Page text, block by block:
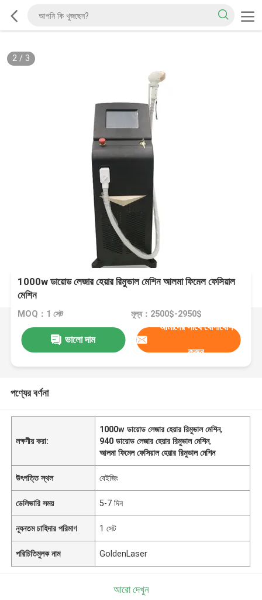
2/ 3
1000w ডায়োড লেজার হেয়ার রিমুভাল মেশিন আলমা ফিমেল ফেসিয়াল
মেশিন
MOQ：1 সেট মূল্য：2500$-2950$
ভালো দাম
আমাদের সাথে যোগাযোগ
করুন
পণ্যের বর্ণনা
লক্ষণীয় করা:
1000w ডায়োড লেজার হেয়ার রিমুভাল মেশিন,
940 ডায়োড লেজার হেয়ার রিমুভাল মেশিন,
আলমা ফিমেল ফেসিয়াল হেয়ার রিমুভাল মেশিন
উৎপত্তি স্থল বেইজিং
ডেলিভারি সময় 5-7 দিন
ন্যূনতম চাহিদার পরিমাণ 1 সেট
পরিচিতিমুলক নাম GoldenLaser
আরো দেখুন